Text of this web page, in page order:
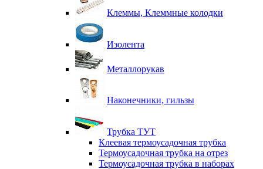
Клеммы, Клеммные колодки
Изолента
Металлорукав
Наконечники, гильзы
Трубка ТУТ
Клеевая термоусадочная трубка
Термоусадочная трубка на отрез
Термоусадочная трубка в наборах